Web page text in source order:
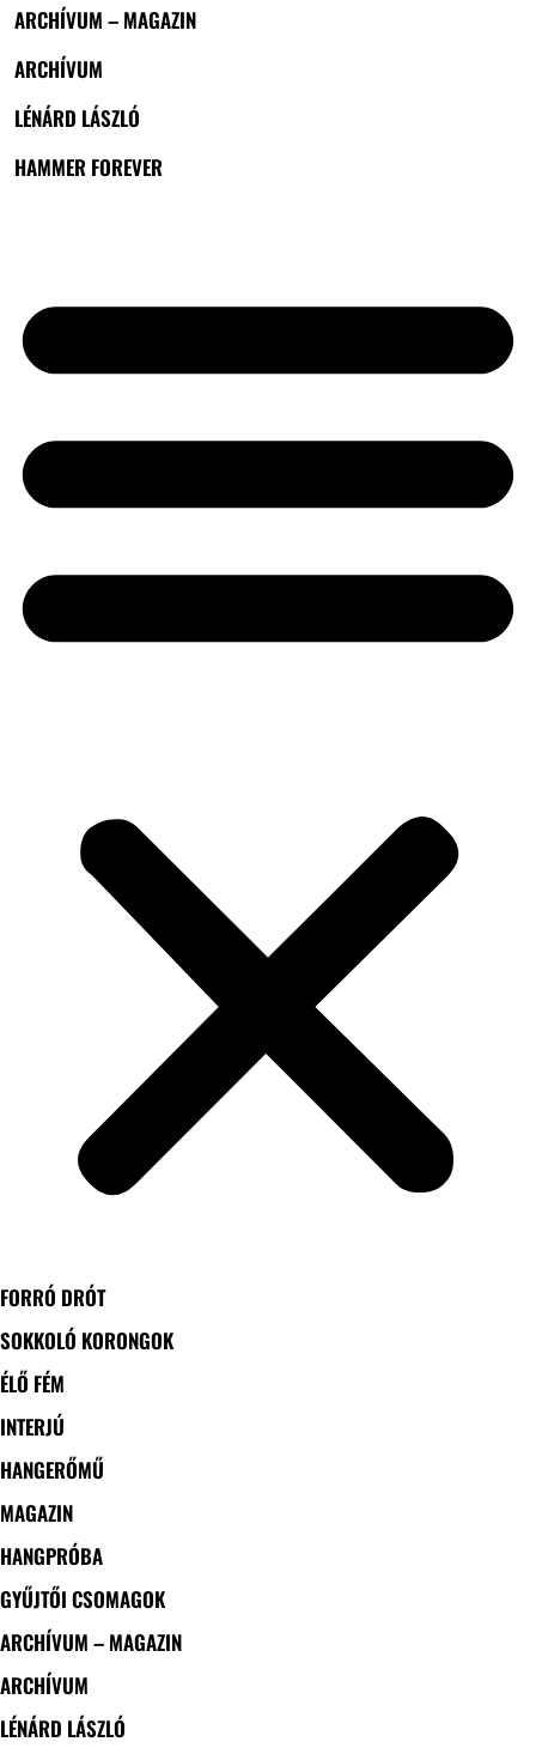
ARCHÍVUM – MAGAZIN
ARCHÍVUM
LÉNÁRD LÁSZLÓ
HAMMER FOREVER
FORRÓ DRÓT
SOKKOLÓ KORONGOK
ÉLŐ FÉM
INTERJÚ
HANGERŐMŰ
MAGAZIN
HANGPRÓBA
GYŰJTŐI CSOMAGOK
ARCHÍVUM – MAGAZIN
ARCHÍVUM
LÉNÁRD LÁSZLÓ